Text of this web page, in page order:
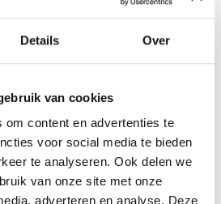
Details Over
van cookies
om content en advertenties te
voor social media te bieden
te analyseren. Ook delen we
van onze site met onze
adverteren en analyse. Deze
financiële zaken en de planning en
tussen de
gewerkt en worden kosten
begeleiding in
aan.